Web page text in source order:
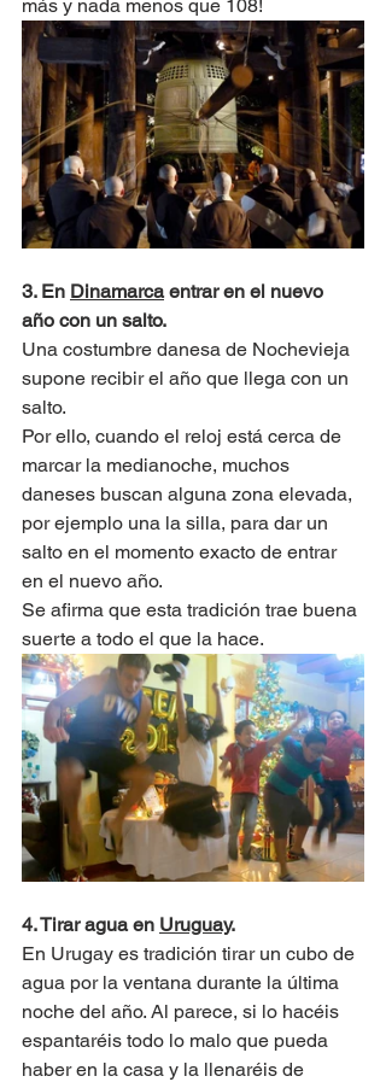
más y nada menos que 108!
3. En Dinamarca entrar en el nuevo
año con un salto.
Una costumbre danesa de Nochevieja
supone recibir el año que llega con un
salto.
Por ello, cuando el reloj está cerca de
marcar la medianoche, muchos
daneses buscan alguna zona elevada,
por ejemplo una la silla, para dar un
salto en el momento exacto de entrar
en el nuevo año.
Se afirma que esta tradición trae buena
suerte a todo el que la hace.
4. Tirar agua en Uruguay.
En Urugay es tradición tirar un cubo de
agua por la ventana durante la última
noche del año. Al parece, si lo hacéis
espantaréis todo lo malo que pueda
haber en la casa y la llenaréis de